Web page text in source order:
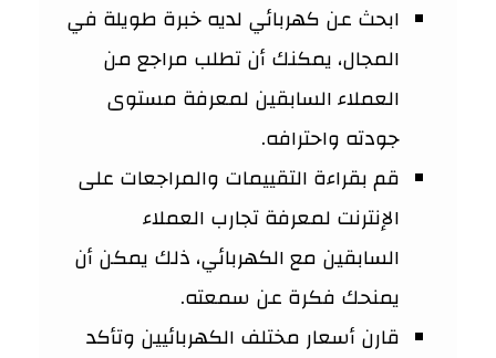
ابحث عن كهربائي لديه خبرة طويلة في
المجال، يمكنك أن تطلب مراجع من
العملاء السابقين لمعرفة مستوى
جودته واحترافه.
قم بقراءة التقييمات والمراجعات على
الإنترنت لمعرفة تجارب العملاء
السابقين مع الكهربائي، ذلك يمكن أن
يمنحك فكرة عن سمعته.
قارن أسعار مختلف الكهربائيين وتأكد